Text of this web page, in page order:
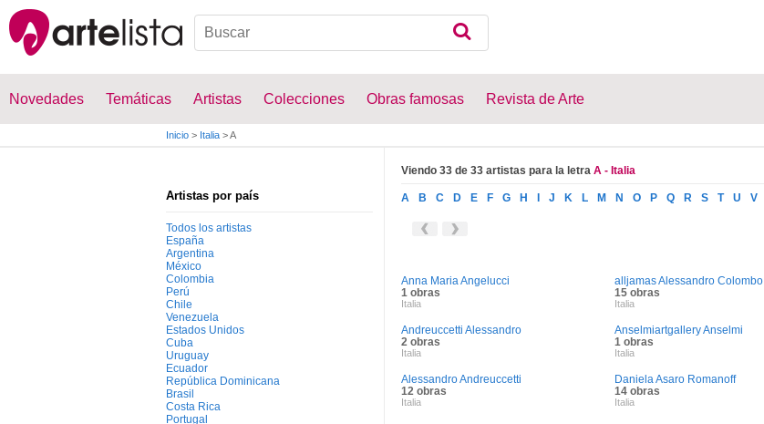
Novedades Temáticas Artistas Colecciones Obras famosas Revista de Arte
Inicio > Italia >A
Artistas por país
Todos los artistas
España
Argentina
México
Colombia
Perú
Chile
Venezuela
Estados Unidos
Cuba
Uruguay
Ecuador
República Dominicana
Brasil
Costa Rica
Portugal
Viendo 33 de 33 artistas para la letra A - Italia
A B C D E F G H J K L M N O P Q R S T U V
Anna Maria Angelucci
1 obras
Italia
alljamas Alessandro Colombo
15 obras
Italia
Andreuccetti Alessandro
2 obras
Italia
Anselmiartgallery Anselmi
1 obras
Italia
Alessandro Andreuccetti
12 obras
Italia
Daniela Asaro Romanoff
14 obras
Italia